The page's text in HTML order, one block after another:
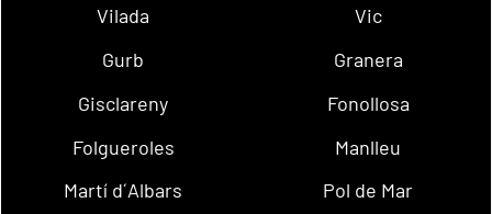
Vilada
Vic
Gurb
Granera
Gisclareny
Fonollosa
Folgueroles
Manlleu
Martí d´Albars
Pol de Mar